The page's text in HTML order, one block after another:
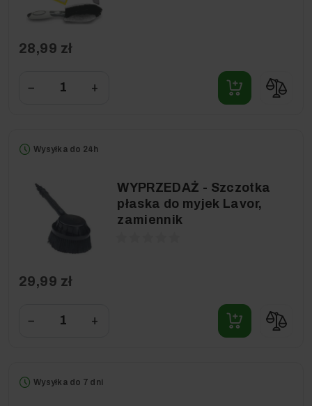
28,99 zł
− +
Wysyłka do 24h
WYPRZEDAŻ - Szczotka
płaska do myjek Lavor,
zamiennik
29,99 zł
− +
Wysyłka do 7 dni